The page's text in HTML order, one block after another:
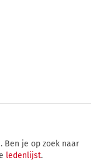
Ben je op zoek naar
ledenlijst.